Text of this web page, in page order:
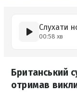
Слухати
00:58 хв
Британський
отримав